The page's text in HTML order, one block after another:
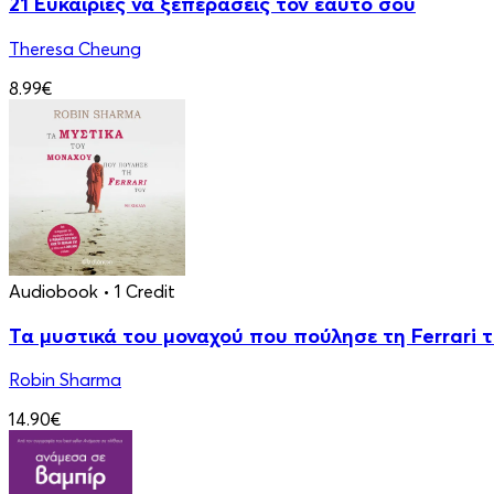
Theresa Cheung
8.99€
Audiobook • 1 Credit
Τα μυστικά του μοναχού που πούλησε τη Ferrari
Robin Sharma
14.90€